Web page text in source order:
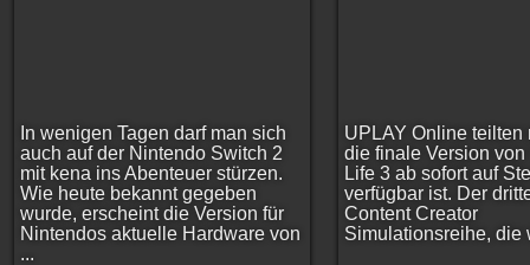
In wenigen Tagen darf man sich
auch auf der Nintendo Switch 2
mit kena ins Abenteuer stürzen.
Wie heute bekannt gegeben
wurde, erscheint die Version für
Nintendos aktuelle Hardware von
...
UPLAY Online teilten
die finale Version von
Life 3 ab sofort auf
verfügbar ist. Der
Content Creator
Simulationsreihe, die